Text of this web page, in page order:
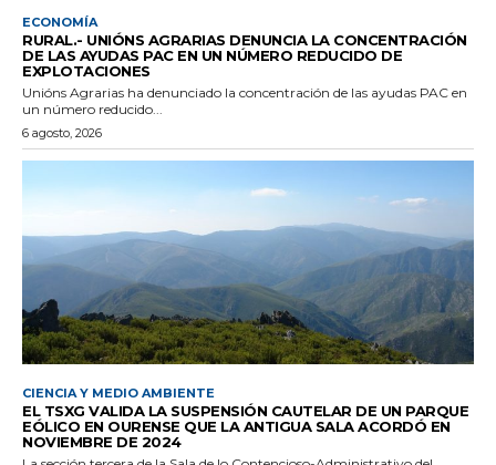
ECONOMÍA
RURAL.- UNIÓNS AGRARIAS DENUNCIA LA CONCENTRACIÓN
DE LAS AYUDAS PAC EN UN NÚMERO REDUCIDO DE
EXPLOTACIONES
Unións Agrarias ha denunciado la concentración de las ayudas PAC en
un número reducido...
6 agosto, 2026
CIENCIA Y MEDIO AMBIENTE
EL TSXG VALIDA LA SUSPENSIÓN CAUTELAR DE UN PARQUE
EÓLICO EN OURENSE QUE LA ANTIGUA SALA ACORDÓ EN
NOVIEMBRE DE 2024